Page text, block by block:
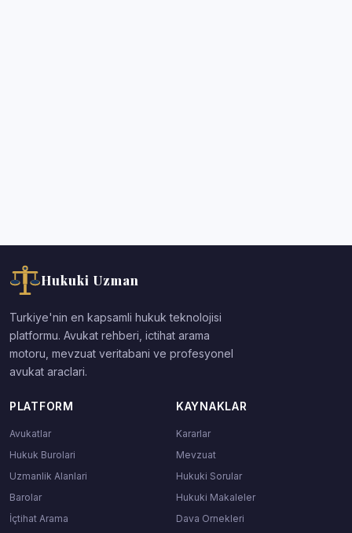
Hukuki Uzman
Turkiye'nin en kapsamli hukuk teknolojisi
platformu. Avukat rehberi, ictihat arama
motoru, mevzuat veritabani ve profesyonel
avukat araclari.
PLATFORM
Avukatlar
Hukuk Burolari
Uzmanlik Alanlari
Barolar
İçtihat Arama
KAYNAKLAR
Kararlar
Mevzuat
Hukuki Sorular
Hukuki Makaleler
Dava Ornekleri